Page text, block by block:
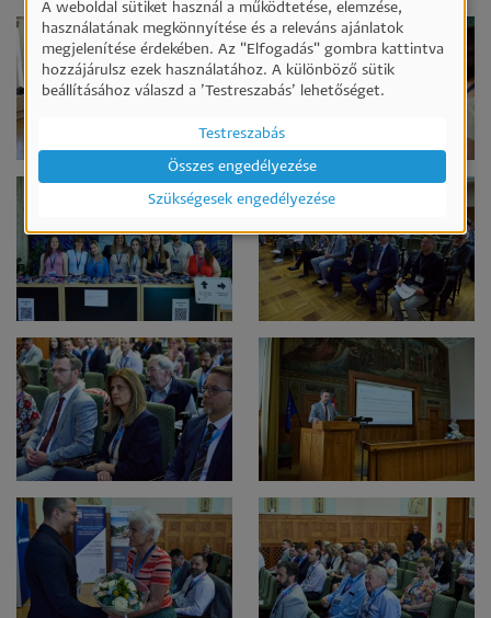
Személyes
adatok
és
használata
A weboldal sütiket használ a működtetése, elemzése,
használatának megkönnyítése és a releváns ajánlatok
megjelenítése érdekében. Az "Elfogadás" gombra kattintva
hozzájárulsz ezek használatához. A különböző sütik
beállításához válaszd a ’Testreszabás’ lehetőséget.
Testreszabás
Szükségesek engedélyezése
Összes engedélyezése